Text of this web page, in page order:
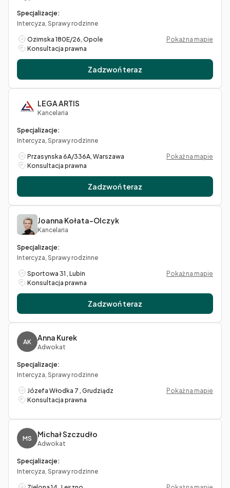
Specjalizacje:
Intercyza, Sprawy rodzinne
Ozimska 180E/26, Opole
Pokaż na mapie
Konsultacja prawna
Zadzwoń teraz
LEGA ARTIS
Kancelaria
Specjalizacje:
Intercyza, Sprawy rodzinne
Przasynska 6A/336A, Warszawa
Pokaż na mapie
Konsultacja prawna
Zadzwoń teraz
Joanna Kołata-Olczyk
Kancelaria
Specjalizacje:
Intercyza, Sprawy rodzinne
Sportowa 31 , Lubin
Pokaż na mapie
Konsultacja prawna
Zadzwoń teraz
AK Anna Kurek
Adwokat
Specjalizacje:
Intercyza, Sprawy rodzinne
Józefa Włodka 7 , Grudziądz
Pokaż na mapie
Konsultacja prawna
MS Michał Szczudło
Adwokat
Specjalizacje:
Intercyza, Sprawy rodzinne